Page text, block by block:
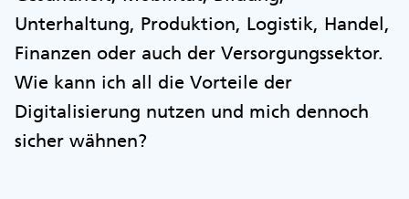
Unterhaltung, Produktion, Logistik, Handel,
Finanzen oder auch der Versorgungssektor.
Wie kann ich all die Vorteile der
Digitalisierung nutzen und mich dennoch
sicher wähnen?